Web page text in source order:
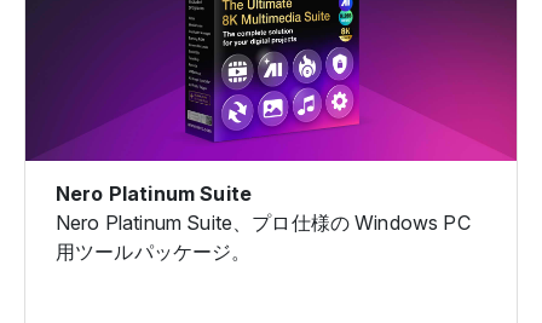
Nero Platinum Suite
Nero Platinum Suite、プロ仕様の Windows PC
用ツールパッケージ。